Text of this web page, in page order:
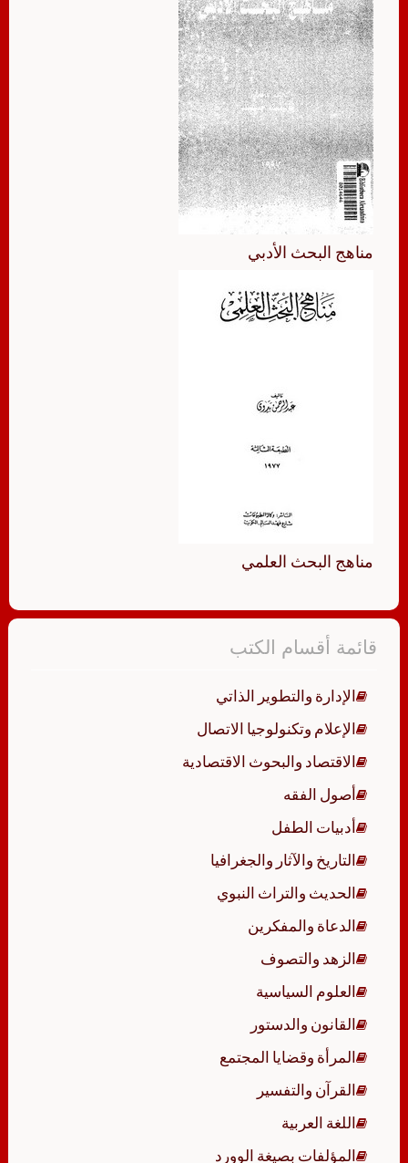
مناهج البحث الأدبي
مناهج البحث العلمي
قائمة أقسام الكتب
الإدارة والتطوير الذاتي
الإعلام وتكنولوجيا الاتصال
الاقتصاد والبحوث الاقتصادية
أصول الفقه
أدبيات الطفل
التاريخ والآثار والجغرافيا
الحديث والتراث النبوي
الدعاة والمفكرين
الزهد والتصوف
العلوم السياسية
القانون والدستور
المرأة وقضايا المجتمع
القرآن والتفسير
اللغة العربية
المؤلفات بصيغة الوورد